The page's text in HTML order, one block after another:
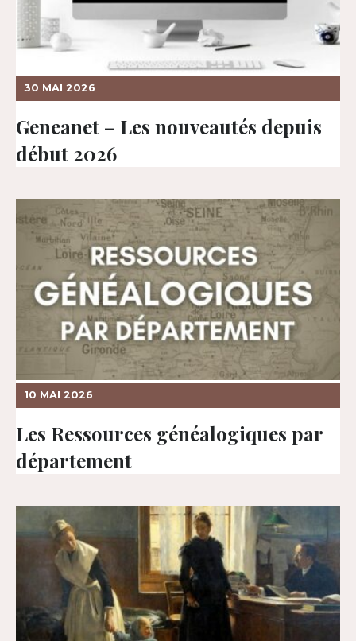
30 MAI 2026
Geneanet – Les nouveautés depuis
début 2026
10 MAI 2026
Les Ressources généalogiques par
département